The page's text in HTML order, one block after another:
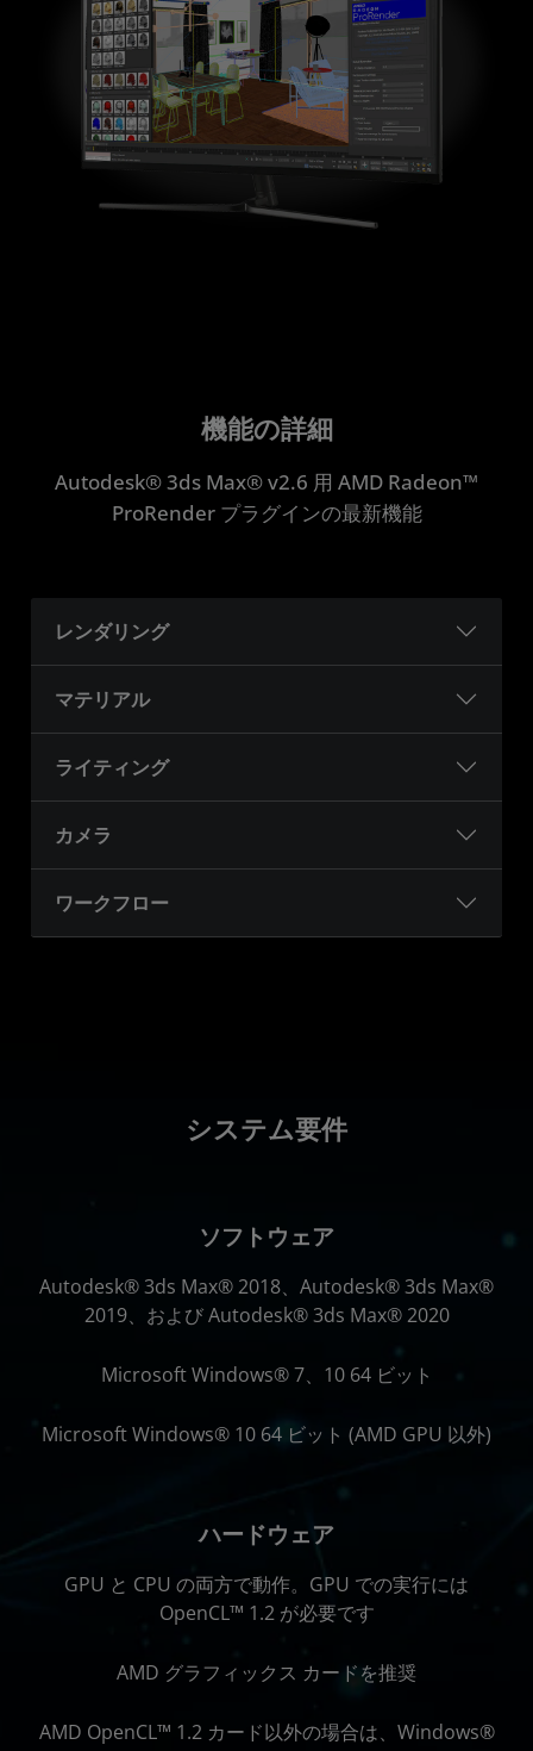
機能の詳細
Autodesk® 3ds Max® v2.6 用 AMD Radeon™
ProRender プラグインの最新機能
レンダリング
マテリアル
ライティング
カメラ
ワークフロー
システム要件
ソフトウェア
Autodesk® 3ds Max® 2018、Autodesk® 3ds Max®
2019、および Autodesk® 3ds Max® 2020
Microsoft Windows® 7、10 64 ビット
Microsoft Windows® 10 64 ビット (AMD GPU 以外)
ハードウェア
GPU と CPU の両方で動作。GPU での実行には
OpenCL™ 1.2 が必要です
AMD グラフィックス カードを推奨
AMD OpenCL™ 1.2 カード以外の場合は、Windows®